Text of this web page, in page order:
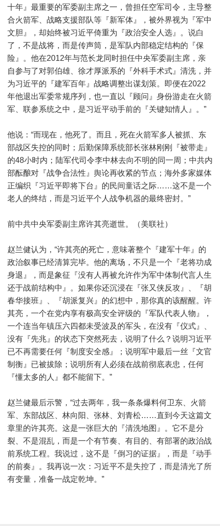
十年』最重要的军委副主席之一，曾担任空军司令，主导整
合火箭军、战略支援部队等『新军体』，被外界视为『军中
文胆』，却始终被习近平倚重为『政治安全人选』。说白
了，不是战将，而是传声筒，是军队内部稳定结构的『保
险』。他在2012年与范长龙同时担任中央军委副主席，亲
自参与了对郭伯雄、徐才厚派系的『外科手术式』清洗，并
为习近平的『建军百年』战略调整出谋划策。即便在2022
年他退出军委常规序列，也一直以『顾问』身份游走在火箭
军、联参系统之中，是习近平动手前的『关键知情人』。”
他说：“而现在，他死了。而且，死在火箭军多人被抓、东
部战区失控的同时；后勤保障系统部长张林刚刚『被带走』
的48小时内；陆军代司令李中林去向不明的同一周；中共内
部酝酿对『战争合法性』舆论再收紧的节点；海外多家媒体
正编织『习近平即将下台』的民间童话之际……这不是一个
老人的终结，而是习近平个人战争机器的最终密封。”
前中共中央军委副主席许其亮逝世。（美联社）
赵兰健认为，“许其亮的死亡，意味著整个『建军十年』的
政治叙事已经清算完毕。他的离场，不只是一个『老将功成
身退』，而是象征『没有人再被允许作为军中体制代言人生
还于战前结构中』。如果你还沉浸在『张又侠反攻』、『胡
春华接班』、『胡派复兴』的幻想中，那你真的该醒醒。许
其亮，一个在党内享有极高安全评级的『军队代表人物』，
一个连当年镇压六四都未受波及的军头，在没有『仪式』、
没有『先兆』的状态下突然死去，说明了什么？说明习近平
已不再需要任何『制度安全感』；说明军中最后一丝『文官
制衡』已被拔除；说明所有人必须在战前彻底表忠，任何
『懂太多的人』都不能留下。”
赵兰健最后示警，“过去两年，我一条条爆料何卫东、火箭
军、东部战区、林向阳、张林、刘青松……直到今天这篇文
章里的许其亮。这是一张巨大的『清洗地图』。它不是分
裂、不是混乱，而是一个有节奏、有目的、有部署的政治战
前系统工程。我说过，这不是『倒习的证据』，而是『动手
的前奏』。我再说一次：习近平不是失控了，而是清光了所
有变量，准备一战定乾坤。”